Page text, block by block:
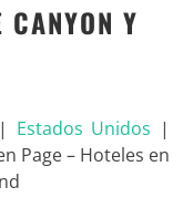
CANYON Y
| Estados Unidos |
Page – Hoteles en